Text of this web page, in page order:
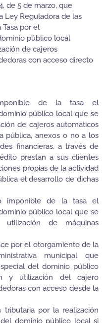
de 5 de marzo, que
Ley Reguladora de las
por el
público local
de cajeros
con acceso directo
de la tasa el
público local que se
de cajeros automáticos
pública, anexos o no a los
financieras, a través de
prestan a sus clientes
propias de la actividad
el desarrollo de dichas
imponible de la tasa el
público local que se
de máquinas
por el otorgamiento de la
municipal que
del dominio público
y utilización del cajero
con acceso desde la
tributaria por la realización
dominio público local si